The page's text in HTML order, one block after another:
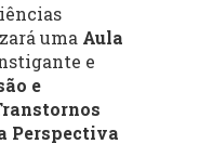
uma Aula
e
e
Perspectiva